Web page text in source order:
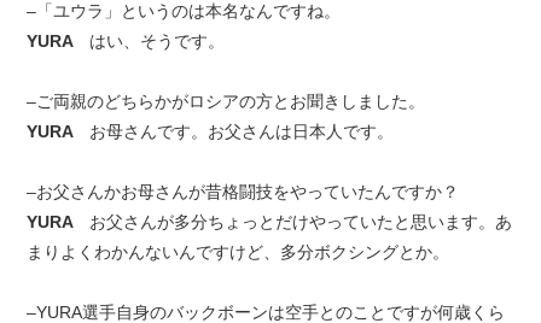
–「ユウラ」というのは本名なんですね。
YURA はい、そうです。
–ご両親のどちらかがロシアの方とお聞きしました。
YURA お母さんです。お父さんは日本人です。
–お父さんかお母さんが昔格闘技をやっていたんですか？
YURA お父さんが多分ちょっとだけやっていたと思います。あ
まりよくわかんないんですけど、多分ボクシングとか。
–YURA選手自身のバックボーンは空手とのことですが何歳くら